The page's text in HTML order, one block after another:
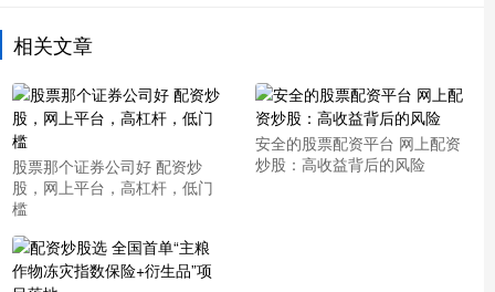
相关文章
股票那个证券公司好 配资炒
股，网上平台，高杠杆，低门
槛
安全的股票配资平台 网上配资
炒股：高收益背后的风险